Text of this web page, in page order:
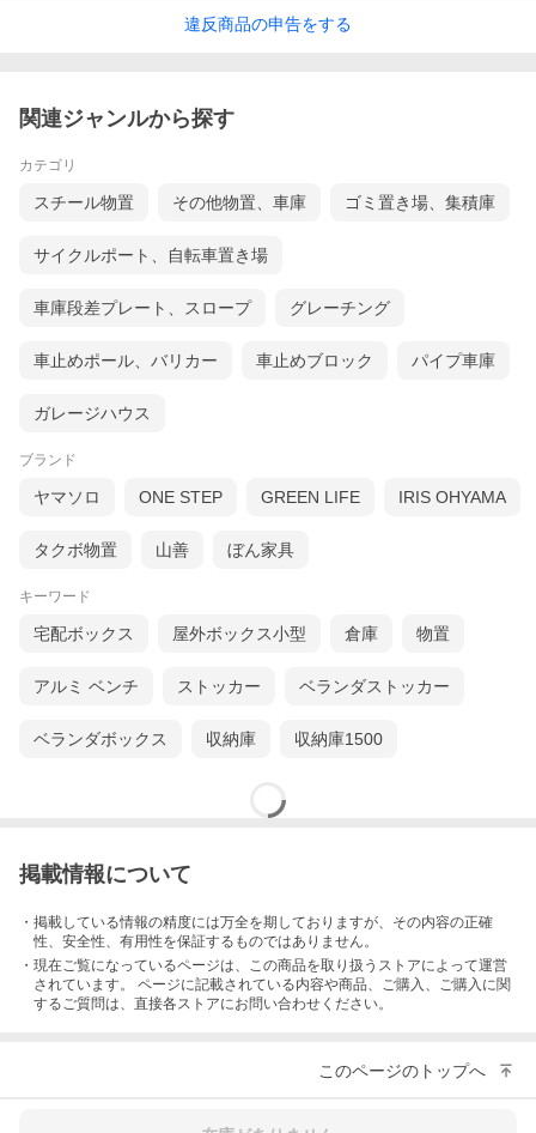
違反商品の申告をする
関連ジャンルから探す
カテゴリ
スチール物置 その他物置、車庫 ゴミ置き場、集積庫
サイクルポート、自転車置き場
車庫段差プレート、スロープ グレーチング
車止めポール、バリカー 車止めブロック パイプ車庫
ガレージハウス
ブランド
ヤマソロ ONE STEP GREEN LIFE IRIS OHYAMA
タクボ物置 山善 ぼん家具
キーワード
宅配ボックス 屋外ボックス小型 倉庫 物置
アルミ ベンチ ストッカー ベランダストッカー
ベランダボックス 収納庫 収納庫1500
掲載情報について
・掲載している情報の精度には万全を期しておりますが、その内容の正確
性、安全性、有用性を保証するものではありません。
・現在ご覧になっているページは、この商品を取り扱うストアによって運営
されています。 ページに記載されている内容や商品、ご購入 、ご購入に関
するご質問は、直接各ストアにお問い合わせください。
このページのトップへ